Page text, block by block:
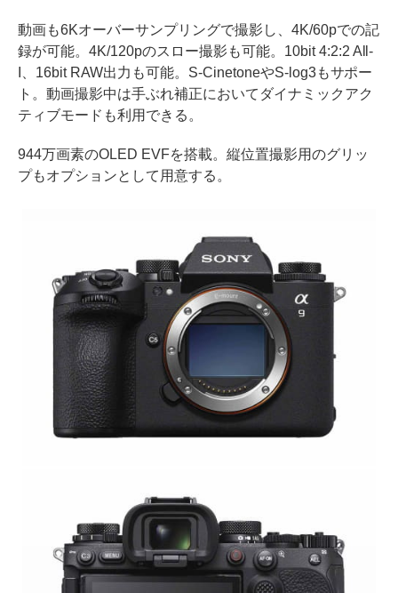
動画も6Kオーバーサンプリングで撮影し、4K/60pでの記
録が可能。4K/120pのスロー撮影も可能。10bit 4:2:2 All-
I、16bit RAW出力も可能。S-CinetoneやS-log3もサポー
ト。動画撮影中は手ぶれ補正においてダイナミックアク
ティブモードも利用できる。
944万画素のOLED EVFを搭載。縦位置撮影用のグリッ
プもオプションとして用意する。